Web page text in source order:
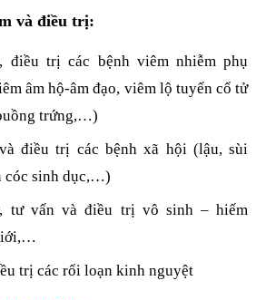
và điều trị:
điều trị các bệnh viêm nhiễm phụ
âm hộ-âm đạo, viêm lộ tuyến cổ tử
trứng,…)
điều trị các bệnh xã hội (lậu, sùi
cóc sinh dục,…)
tư vấn và điều trị vô sinh – hiếm
trị các rối loạn kinh nguyệt